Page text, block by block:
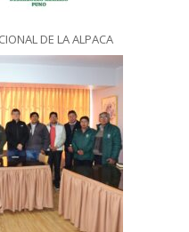
DE LA ALPACA